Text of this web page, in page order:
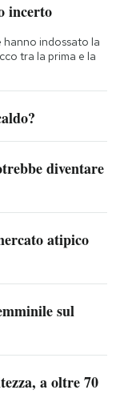
incerto
indossato la
tra la prima e la
diventare
atipico
sul
a oltre 70